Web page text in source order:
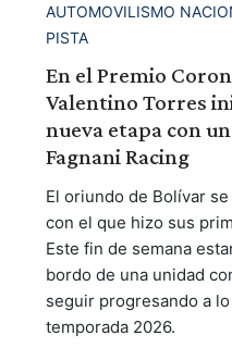
AUTOMOVILISMO
PISTA
En el Premio
Valentino Torres
nueva etapa con
Fagnani Racing
El oriundo de Bolívar
con el que hizo sus
Este fin de semana
bordo de una unidad
seguir progresando a
temporada 2026.